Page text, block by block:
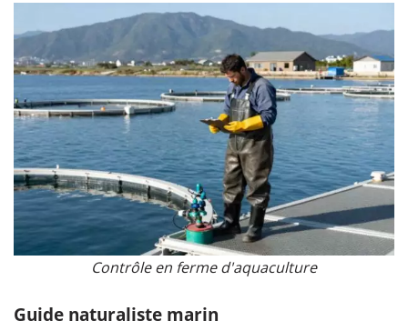
Contrôle en ferme d'aquaculture
Guide naturaliste marin